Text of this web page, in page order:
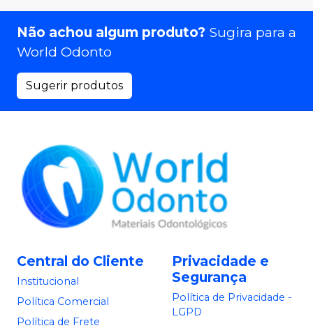
Não achou algum produto? Sugira para a
World Odonto
Sugerir produtos
Central do Cliente
Institucional
Política Comercial
Política de Frete
Privacidade e
Segurança
Política de Privacidade -
LGPD